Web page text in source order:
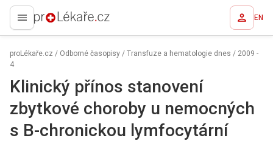
proLékaře.cz EN
proLékaře.cz / Odborné časopisy / Transfuze a hematologie dnes / 2009 -
4
Klinický přínos stanovení
zbytkové choroby u nemocných
s B-chronickou lymfocytární